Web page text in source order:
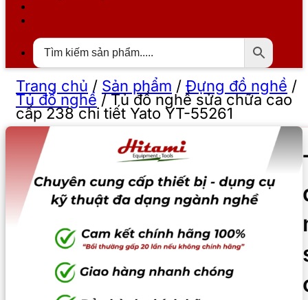
Trang chủ / Sản phẩm / Đựng đồ nghề /
Tủ đồ nghề /Tủ đồ nghề sửa chữa cao
cấp 238 chi tiết Yato YT-55261